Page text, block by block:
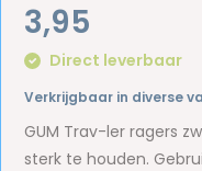
3,95
Direct leverbaar
Verkrijgbaar in diverse
GUM Trav-ler ragers
sterk te houden.